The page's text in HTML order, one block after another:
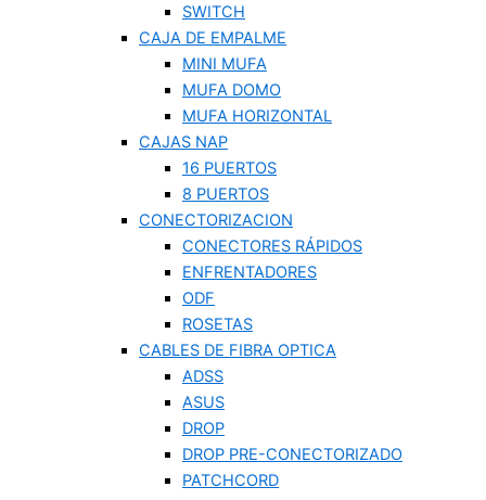
SWITCH
CAJA DE EMPALME
MINI MUFA
MUFA DOMO
MUFA HORIZONTAL
CAJAS NAP
16 PUERTOS
8 PUERTOS
CONECTORIZACION
CONECTORES RÁPIDOS
ENFRENTADORES
ODF
ROSETAS
CABLES DE FIBRA OPTICA
ADSS
ASUS
DROP
DROP PRE-CONECTORIZADO
PATCHCORD